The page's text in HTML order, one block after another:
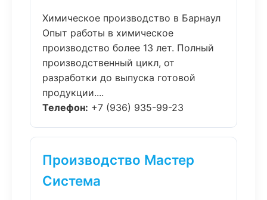
Химическое производство в Барнаул
Опыт работы в химическое
производство более 13 лет. Полный
производственный цикл, от
разработки до выпуска готовой
продукции....
Телефон: +7 (936) 935-99-23
Производство Мастер
Система